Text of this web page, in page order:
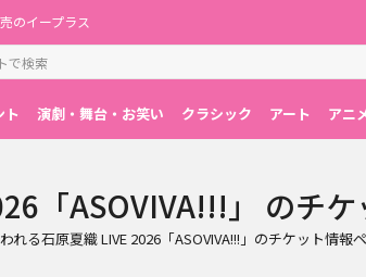
のイープラス
ト 演劇・舞台・お笑い クラシック アート アニ
「ASOVIVA!!!」 のチ
れる石原夏織 LIVE 2026「ASOVIVA!!!」のチケット情